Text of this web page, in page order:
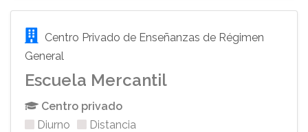
Centro Privado de Enseñanzas de Régimen
General
Escuela Mercantil
Centro privado
Diurno
Distancia